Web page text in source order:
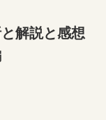
解説と感想